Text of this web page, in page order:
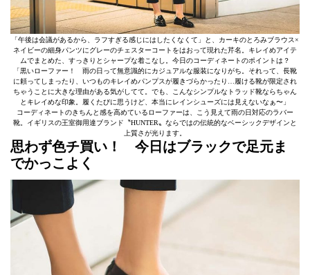
「午後は会議があるから、ラフすぎる感じにはしたくなくて」と、カーキのとろみブラウス×
ネイビーの細身パンツにグレーのチェスターコートをはおって現れた芹名。キレイめアイテ
ムでまとめた、すっきりとシャープな着こなし。今日のコーディネートのポイントは？
「黒いローファー！ 雨の日って無意識的にカジュアルな服装になりがち。それって、長靴
に頼ってしまったり、いつものキレイめパンプスが履きづらかったり…履ける靴が限定され
ちゃうことに大きな理由がある気がしてて。でも、こんなシンプルなトラッド靴ならちゃん
とキレイめな印象。履くたびに思うけど、本当にレインシューズには見えないなぁ〜」
コーディネートのきちんと感を高めているローファーは、こう見えて雨の日対応のラバー
靴。イギリスの王室御用達ブランド〝HUNTER〟ならではの伝統的なベーシックデザインと
上質さが光ります。
思わず色チ買い！ 今日はブラックで足元ま
でかっこよく